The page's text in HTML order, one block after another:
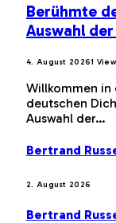
Berühmte
Auswahl
4. August 20261
Willkommen in
deutschen
Auswahl der…
Bertrand
2. August 2026
Bertrand